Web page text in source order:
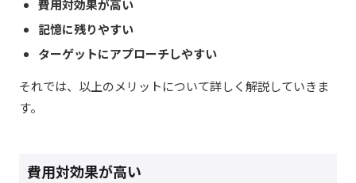
費用対効果が高い
記憶に残りやすい
ターゲットにアプローチしやすい
それでは、以上のメリットについて詳しく解説していきま
す。
費用対効果が高い